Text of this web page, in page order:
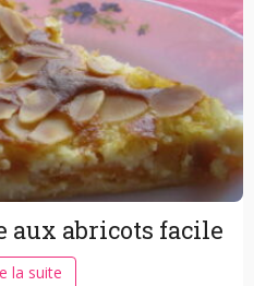
aux abricots facile
la suite